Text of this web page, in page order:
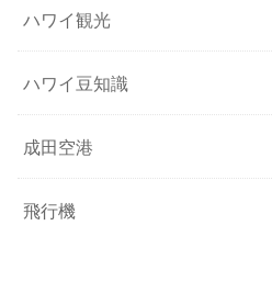
ハワイ観光
ハワイ豆知識
成田空港
飛行機